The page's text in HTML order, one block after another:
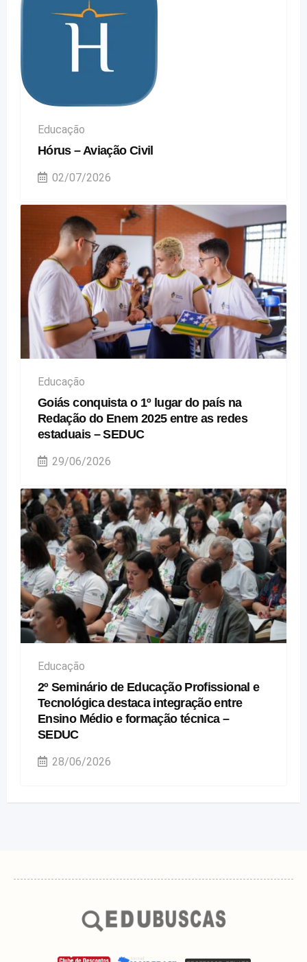
Educação
Hórus – Aviação Civil
02/07/2026
Educação
Goiás conquista o 1º lugar do país na
Redação do Enem 2025 entre as redes
estaduais – SEDUC
29/06/2026
Educação
2º Seminário de Educação Profissional e
Tecnológica destaca integração entre
Ensino Médio e formação técnica –
SEDUC
28/06/2026